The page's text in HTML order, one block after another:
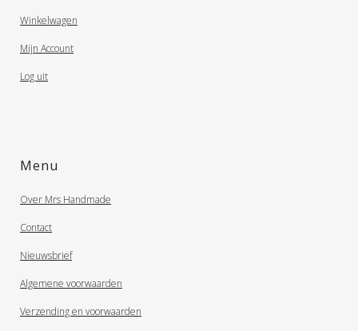
Winkelwagen
Mijn Account
Log uit
Menu
Over Mrs Handmade
Contact
Nieuwsbrief
Algemene voorwaarden
Verzending en voorwaarden